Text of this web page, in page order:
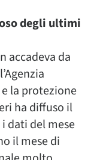
degli ultimi
accadeva da
la protezione
ha diffuso il
dati del mese
il mese di